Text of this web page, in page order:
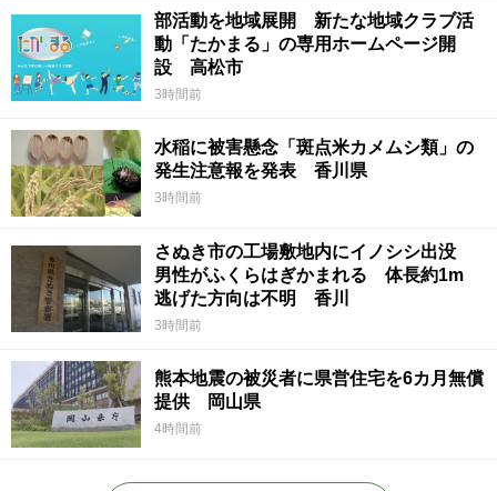
部活動を地域展開 新たな地域クラブ活
動「たかまる」の専用ホームページ開
設 高松市
3時間前
水稲に被害懸念「斑点米カメムシ類」の
発生注意報を発表 香川県
3時間前
さぬき市の工場敷地内にイノシシ出没
男性がふくらはぎかまれる 体長約1m
逃げた方向は不明 香川
3時間前
熊本地震の被災者に県営住宅を6カ月無償
提供 岡山県
4時間前